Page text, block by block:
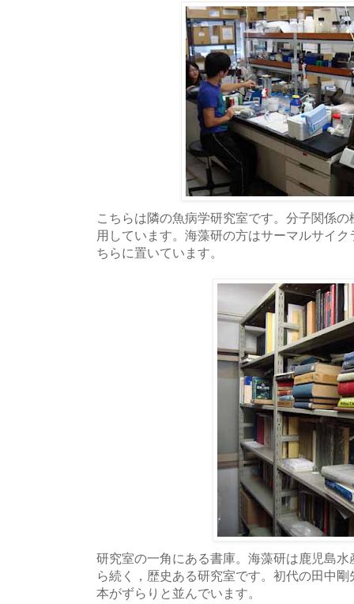
こちらは隣の魚病学研究室です。分子関係
用しています。海藻研の方はサーマルサイ
ちらに置いています。
研究室の一角にある書庫。海藻研は鹿児島
ら続く，歴史ある研究室です。初代の田中
本がずらりと並んでいます。